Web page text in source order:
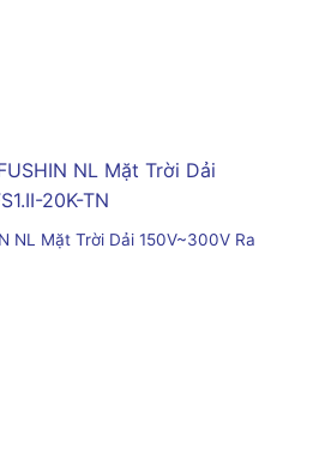
NL Mặt Trời Dải 150V~300V Ra